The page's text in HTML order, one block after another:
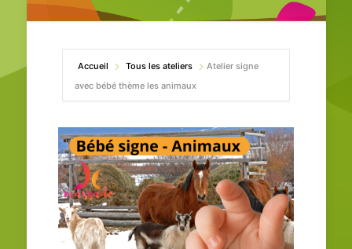
Accueil Tous les ateliers
Atelier signe
avec bébé thème les animaux